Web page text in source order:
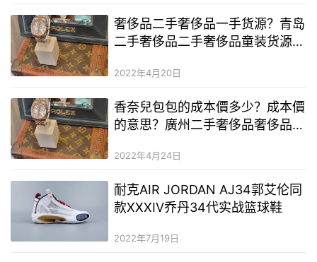
奢侈品二手奢侈品一手货源？青岛
二手奢侈品二手奢侈品童装货源？
2022年4月20日
香奈兒包包的成本價多少？成本價
的意思？廣州二手奢侈品奢侈品原
2022年4月24日
耐克AIR JORDAN AJ34郭艾伦同
款XXXIV乔丹34代实战篮球鞋
2022年7月19日